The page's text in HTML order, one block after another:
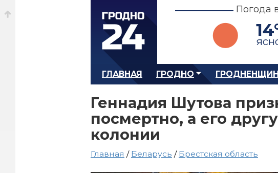
Погода
ГЛАВНАЯ ГРОДНО
Геннадия Шутова
посмертно, а его
колонии
Главная / Беларусь / Брестская область